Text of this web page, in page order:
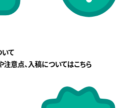
て
意点、入稿についてはこちら